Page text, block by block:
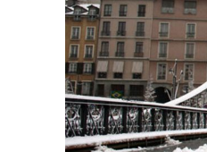
EXPLORATION
DESTINATIONS